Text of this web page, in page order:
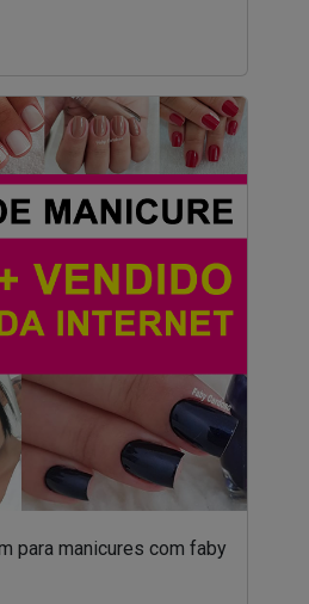
para manicures com faby